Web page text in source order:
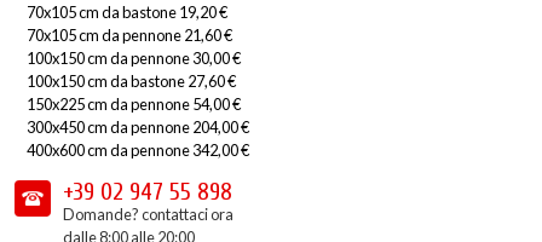
70x105 cm da bastone 19,20 €
70x105 cm da pennone 21,60 €
100x150 cm da pennone 30,00 €
100x150 cm da bastone 27,60 €
150x225 cm da pennone 54,00 €
300x450 cm da pennone 204,00 €
400x600 cm da pennone 342,00 €
+39 02 947 55 898
Domande? contattaci ora
dalle 8:00 alle 20:00